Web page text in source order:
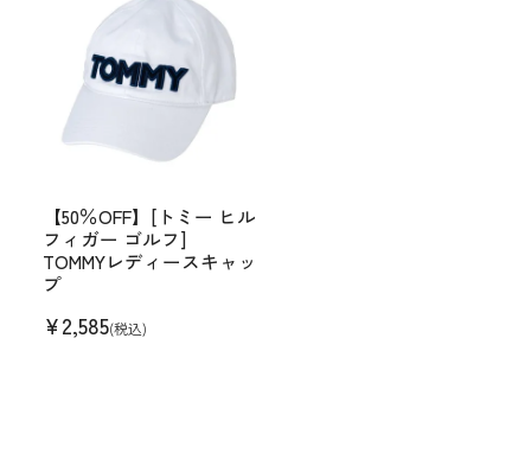
【50％OFF】[トミー ヒル
フィガー ゴルフ]
TOMMYレディースキャッ
プ
¥2,585(税込)